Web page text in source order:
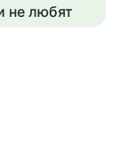
не любят